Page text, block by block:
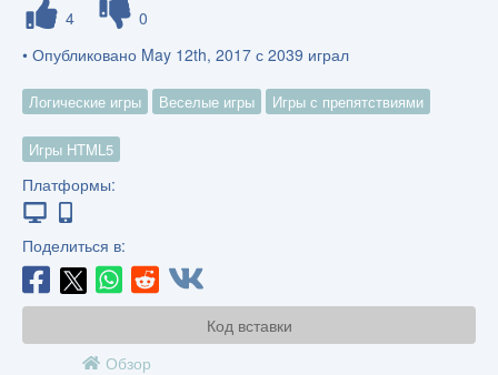
4
0
• Опубликовано May 12th, 2017 с 2039 играл
Логические игры Веселые игры Игры с препятствиями
Игры HTML5
Платформы:
Поделиться в:
Код вставки
Обзор